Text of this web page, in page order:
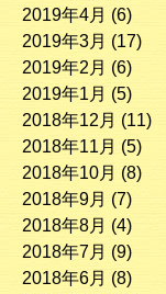
2019年4月 (6)
2019年3月 (17)
2019年2月 (6)
2019年1月 (5)
2018年12月 (11)
2018年11月 (5)
2018年10月 (8)
2018年9月 (7)
2018年8月 (4)
2018年7月 (9)
2018年6月 (8)